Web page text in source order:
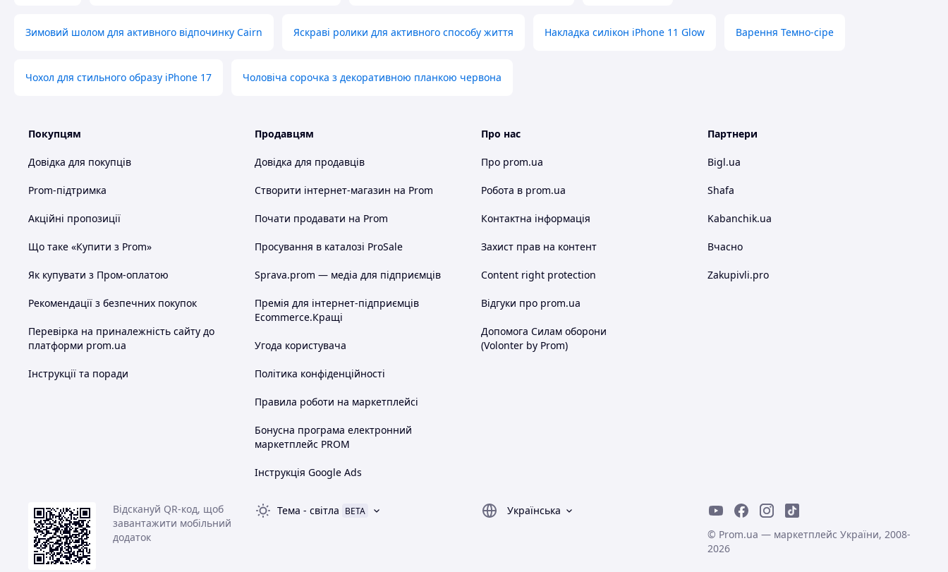
Зимовий шолом для активного відпочинку Cairn Яскраві ролики для активного способу життя Накладка силікон iPhone 11 Glow Варення Темно-сіре
Чохол для стильного образу iPhone 17 Чоловіча сорочка з декоративною планкою червона
Покупцям
Довідка для покупців
Prom-підтримка
Акційні пропозиції
Що таке «Купити з Prom»
Як купувати з Пром-оплатою
Рекомендації з безпечних покупок
Перевірка на приналежність сайту до
платформи prom.ua
Інструкції та поради
Продавцям
Довідка для продавців
Створити інтернет-магазин на Prom
Почати продавати на Prom
Просування в каталозі ProSale
Sprava.prom — медіа для підприємців
Премія для інтернет-підприємців
Ecommerce.Кращі
Угода користувача
Політика конфіденційності
Правила роботи на маркетплейсі
Бонусна програма електронний
маркетплейс PROM
Інструкція Google Ads
Про нас
Про prom.ua
Робота в prom.ua
Контактна інформація
Захист прав на контент
Content right protection
Відгуки про prom.ua
Допомога Силам оборони
(Volonter by Prom)
Партнери
Bigl.ua
Shafa
Kabanchik.ua
Вчасно
Zakupivli.pro
Відскануй QR-код, щоб
завантажити мобільний
додаток
Тема - світла BETA
Українська
© Prom.ua — маркетплейс України, 2008-
2026